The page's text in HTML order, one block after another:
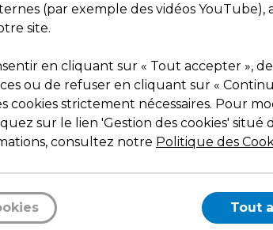
ce seau 10 litres avec bec verseur et
!
de 10 litres, ce seau à serpillère
dispose d’unegraduation intérieure à
.
plastique de très haute qualité, ce
(par exemple des vidéos YouTube),
site.
en cliquant sur « Tout accepter », de
ou de refuser en cliquant sur «
cookies strictement nécessaires. Pour
sur le lien 'Gestion des cookies' situé
consultez notre Politique des
Tout